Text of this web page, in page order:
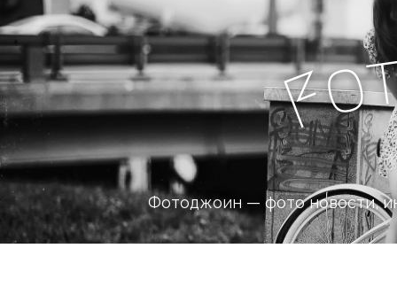
Fo
Фотоджоин — фото новости,